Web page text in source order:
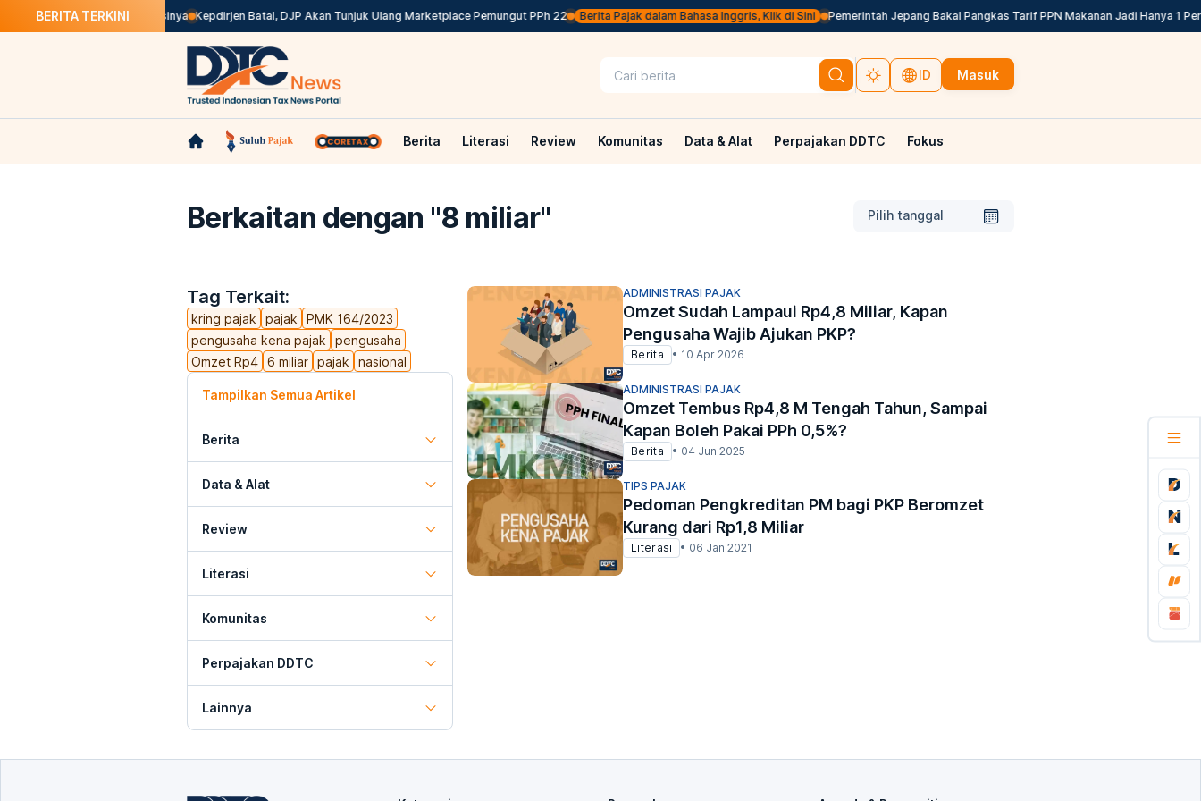
BERITA TERKINI
Valid di Coretax? Ini Solusinya Kepdirjen Batal, DJP Akan Tunjuk Ulang Marketplace Pemungut PPh 22 Berita Pajak dalam Bahasa Inggris, Klik di Sini Pemerintah Jepang Bakal Pangkas Tarif PPN Makanan Jadi Hanya 1
ID Masuk
Berita Literasi Review Komunitas Data & Alat Perpajakan DDTC Fokus
Berkaitan dengan "8 miliar" Pilih tanggal
Tag Terkait:
kring pajak pajak
PMK 164/2023
pengusaha kena pajak
pengusaha
Omzet Rp4 6 miliar pajak nasional
Tampilkan Semua Artikel
Berita
Data & Alat
Review
Literasi
Komunitas
Perpajakan DDTC
Lainnya
ADMINISTRASI PAJAK
Omzet Sudah Lampaui Rp4,8 Miliar, Kapan
Pengusaha Wajib Ajukan PKP?
Berita • 10 Apr 2026
ADMINISTRASI PAJAK
Omzet Tembus Rp4,8 M Tengah Tahun, Sampai
Kapan Boleh Pakai PPh 0,5%?
Berita • 04 Jun 2025
TIPS PAJAK
Pedoman Pengkreditan PM bagi PKP Beromzet
Kurang dari Rp1,8 Miliar
Literasi • 06 Jan 2021